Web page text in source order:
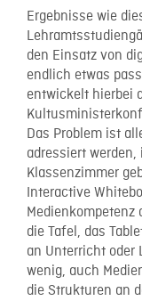
Ergebnisse wie
den Einsatz von
endlich etwas
entwickelt hierbei
Das Problem ist
adressiert
Klassenzimmer
Interactive
die Tafel, das
an Unterricht oder
wenig, auch
die Strukturen an